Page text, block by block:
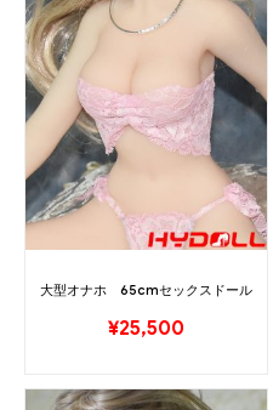
大型オナホ 65cmセックスドール
¥25,500